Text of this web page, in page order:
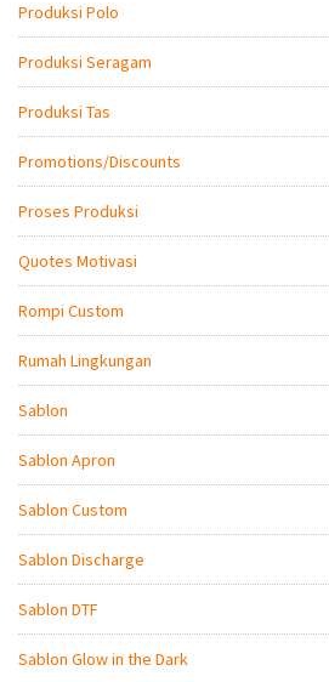
Produksi Polo
Produksi Seragam
Produksi Tas
Promotions/Discounts
Proses Produksi
Quotes Motivasi
Rompi Custom
Rumah Lingkungan
Sablon
Sablon Apron
Sablon Custom
Sablon Discharge
Sablon DTF
Sablon Glow in the Dark